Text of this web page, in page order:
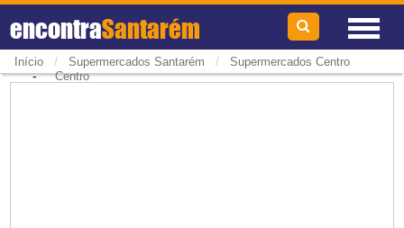
encontraSantarém
Início / Supermercados Santarém / Supermercados Centro
-Centro